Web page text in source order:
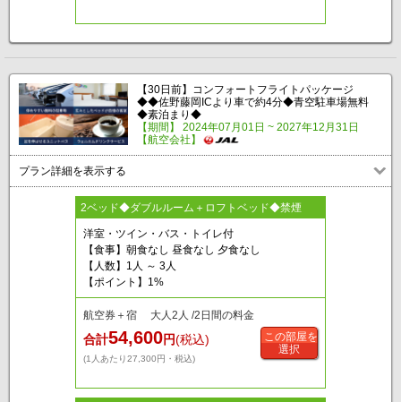
【30日前】コンフォートフライトパッケージ
◆◆佐野藤岡ICより車で約4分◆青空駐車場無料
◆素泊まり◆
【期間】 2024年07月01日 ~ 2027年12月31日
【航空会社】
プラン詳細を表示する
2ベッド◆ダブルルーム＋ロフトベッド◆禁煙
洋室・ツイン・バス・トイレ付
【食事】朝食なし 昼食なし 夕食なし
【人数】1人 ～ 3人
【ポイント】1%
航空券＋宿 大人2人 /2日間の料金
合計54,600円(税込)
(1人あたり27,300円・税込)
この部屋を
選択